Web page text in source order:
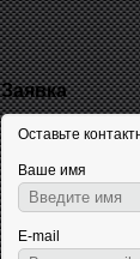
Заявка
Оставьте
Ваше имя
E-mail